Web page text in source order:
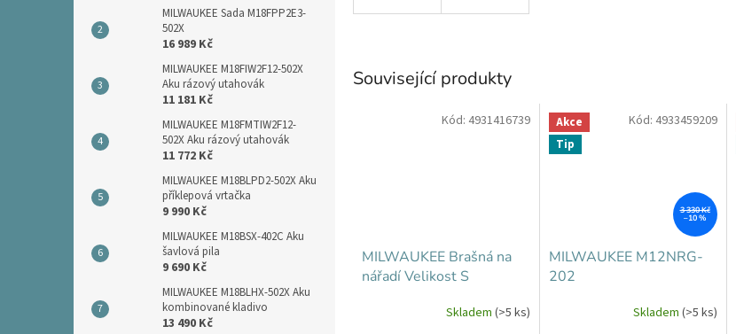
MILWAUKEE Sada M18FPP2E3-
502X
16 989 Kč
MILWAUKEE M18FIW2F12-502X
Aku rázový utahovák
11 181 Kč
MILWAUKEE M18FMTIW2F12-
502X Aku rázový utahovák
11 772 Kč
MILWAUKEE M18BLPD2-502X Aku
příklepová vrtačka
9 990 Kč
MILWAUKEE M18BSX-402C Aku
šavlová pila
9 690 Kč
MILWAUKEE M18BLHX-502X Aku
kombinované kladivo
13 490 Kč
Související produkty
MILWAUKEE Brašná na
nářadí Velikost S
Skladem (>5 ks)
Kód: 4931416739
Akce
Tip
3 330 Kč
–10 %
MILWAUKEE M12NRG-
202
Skladem (>5 ks)
Kód: 4933459209